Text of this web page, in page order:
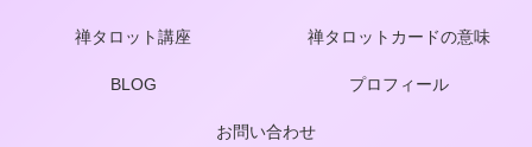
禅タロット講座 禅タロットカードの意味
BLOG プロフィール
お問い合わせ